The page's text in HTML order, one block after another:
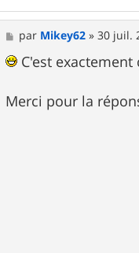
M
e
s
g
e
par Mikey62 »30 juil.
C'est
Merci pour la